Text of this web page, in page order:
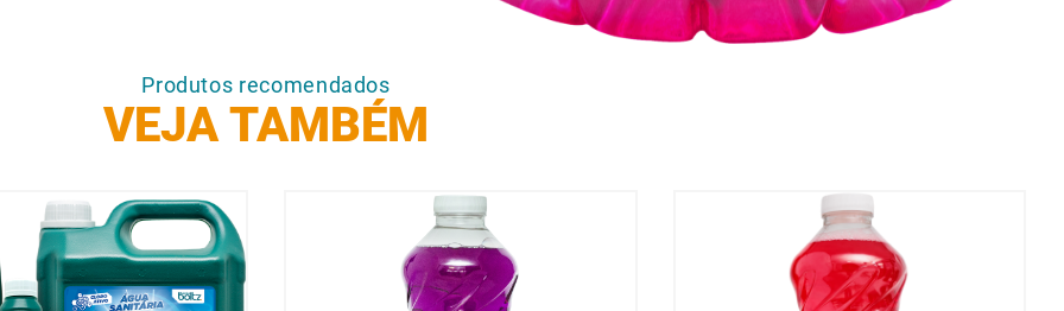
Produtos recomendados
VEJA TAMBÉM